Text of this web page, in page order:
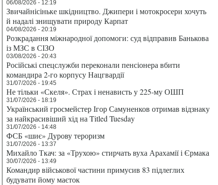
06/08/2026 - 12:19
Звичайнісіньке шкідництво. Джипери і мотокросери хочуть
й надалі знищувати природу Карпат
04/08/2026 - 20:19
Розкрадання міжнародної допомоги: суд відправив Банькова
із МЗС в СІЗО
03/08/2026 - 20:43
Російські спецслужби переконали пенсіонера вбити
командира 2-го корпусу Нацгвардії
31/07/2026 - 19:45
Не тільки «Скеля». Страх і ненависть у 225-му ОШП
31/07/2026 - 18:19
Український гросмейстер Ігор Самуненков отримав відзнаку
за найкрасивіший хід на Titled Tuesday
31/07/2026 - 14:48
ФСБ «шиє» Дурову тероризм
31/07/2026 - 13:37
Михайло Ткач: за «Трухою» стирчать вуха Арахамії і Єрмака
30/07/2026 - 13:49
Командир військової частини примусив 83 підлеглих
будувати йому маєток